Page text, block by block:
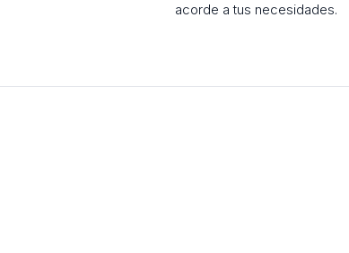
acorde a tus necesidades.